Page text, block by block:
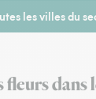
les villes du
dans